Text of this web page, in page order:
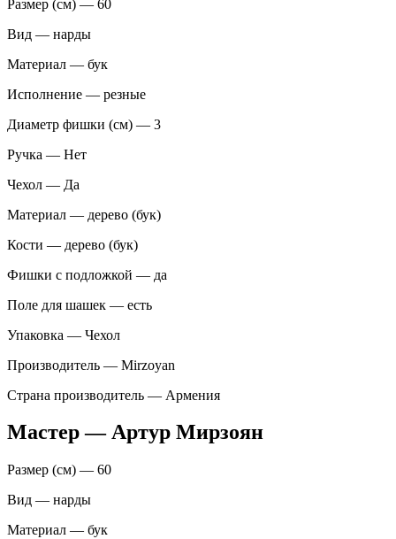
Размер (см) — 60
Вид — нарды
Материал — бук
Исполнение — резные
Диаметр фишки (см) — 3
Ручка — Нет
Чехол — Да
Материал — дерево (бук)
Кости — дерево (бук)
Фишки с подложкой — да
Поле для шашек — есть
Упаковка — Чехол
Производитель — Mirzoyan
Страна производитель — Армения
Мастер — Артур Мирзоян
Размер (см) — 60
Вид — нарды
Материал — бук